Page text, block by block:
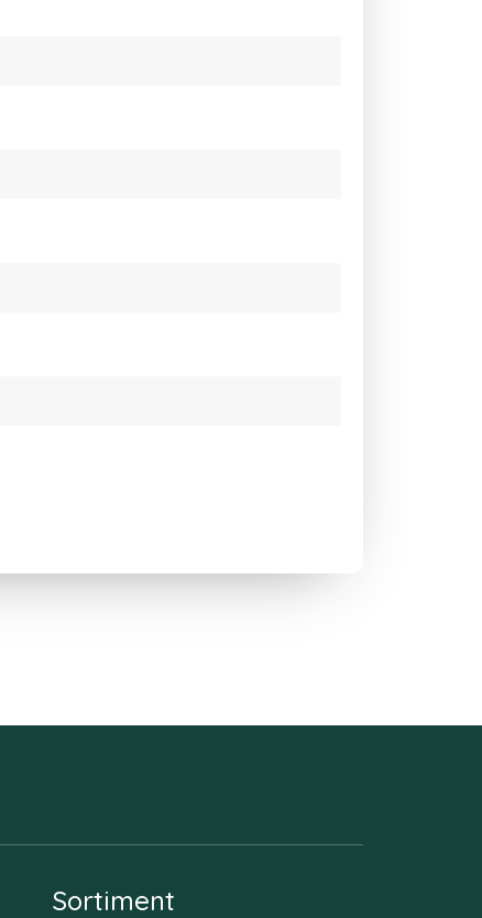
Sortiment